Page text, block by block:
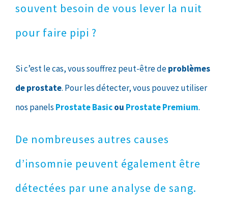
souvent besoin de vous lever la nuit
pour faire pipi ?
Si c’est le cas, vous souffrez peut-être deproblèmes
de prostate. Pour les détecter, vous pouvez utiliser
nos panels Prostate Basicou Prostate Premium.
De nombreuses autres causes
d’insomnie peuvent également être
détectées par une analyse de sang.